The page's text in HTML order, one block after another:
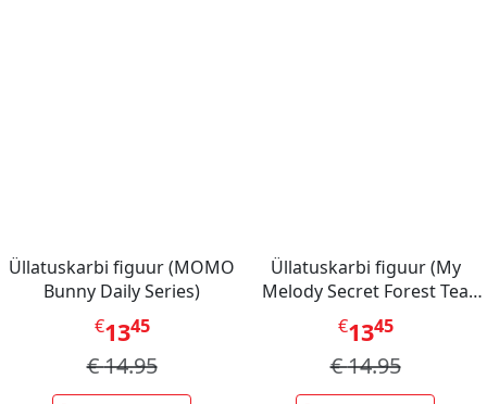
Üllatuskarbi figuur (MOMO
Bunny Daily Series)
€1345
€14.95
Üllatuskarbi figuur (My
Melody Secret Forest Tea
Party)
€1345
€14.95